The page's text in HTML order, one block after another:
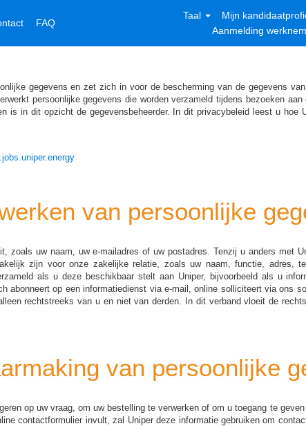
FAQ
Taal
Mijn
Aanmelding
gegevens en zet zich in voor de bescherming van de gegevens
persoonlijke gegevens die worden verzameld tijdens bezoeken
is in dit opzicht de gegevensbeheerder. In dit privacybeleid leest u hoe
van persoonlijke
zoals uw naam, uw e-mailadres of uw postadres. Tenzij u anders met
zijn voor onze zakelijke relatie, zoals uw naam, functie, adres,
als u deze beschikbaar stelt aan Uniper, bijvoorbeeld als u
abonneert op een informatiedienst via e-mail, online solliciteert via ons
rechtstreeks van u en niet van derden. In dit verband vloeit de
van persoonlijke
op uw vraag, om uw bestelling te verwerken of om u toegang te
contactformulier invult, zal Uniper deze informatie gebruiken om